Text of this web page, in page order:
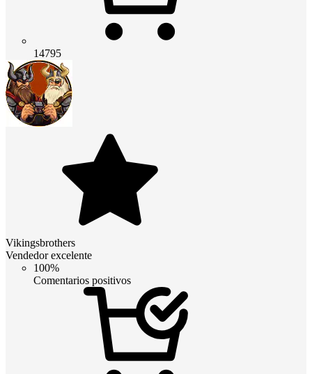
14795
Vikingsbrothers
Vendedor excelente
100%
Comentarios positivos